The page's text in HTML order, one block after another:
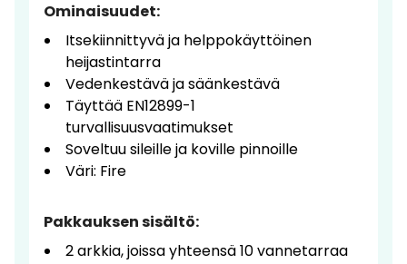
Ominaisuudet:
Itsekiinnittyvä ja helppokäyttöinen
heijastintarra
Vedenkestävä ja säänkestävä
Täyttää EN12899-1
turvallisuusvaatimukset
Soveltuu sileille ja koville pinnoille
Väri: Fire
Pakkauksen sisältö:
2 arkkia, joissa yhteensä 10 vannetarraa